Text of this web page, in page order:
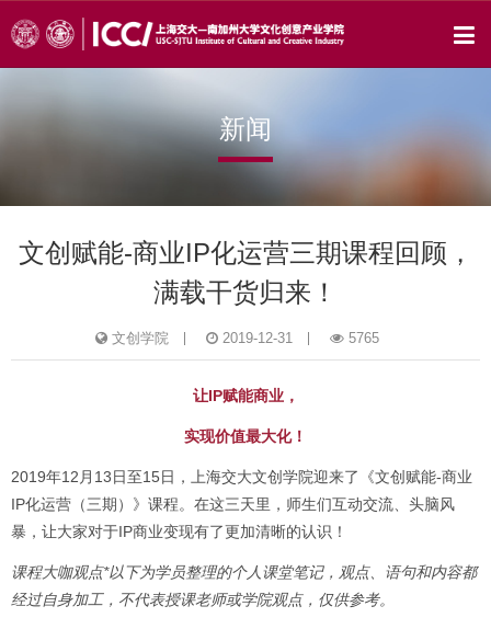
新闻
文创赋能-商业IP化运营三期课程回顾，
满载干货归来！
文创学院 2019-12-31 5765
让IP赋能商业，
实现价值最大化！
2019年12月13日至15日，上海交大文创学院迎来了《文创赋能-商业
IP化运营（三期）》课程。在这三天里，师生们互动交流、头脑风
暴，让大家对于IP商业变现有了更加清晰的认识！
课程大咖观点*以下为学员整理的个人课堂笔记，观点、语句和内容都
经过自身加工，不代表授课老师或学院观点，仅供参考。